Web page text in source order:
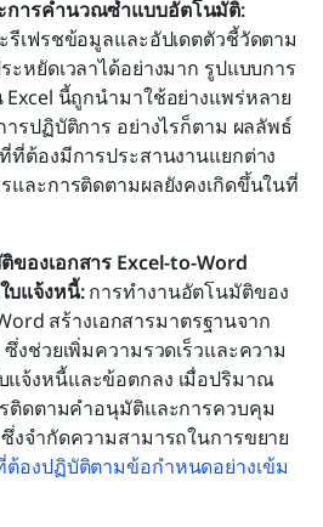
การคำนวณซ้ำแบบอัตโนมัติ:
รีเฟรชข้อมูลและอัปเดตตัวชี้วัดตาม
ะหยัดเวลาได้อย่างมาก รูปแบบการ
นี้ถูกนำมาใช้อย่างแพร่หลาย
ารปฏิบัติการ อย่างไรก็ตาม ผลลัพธ์
ที่ต้องมีการประสานงานแยกต่าง
และการติดตามผลยังคงเกิดขึ้นในที่
ของเอกสาร Excel-to-Word
บแจ้งหนี้: การทำงานอัตโนมัติของ
สร้างเอกสารมาตรฐานจาก
งช่วยเพิ่มความรวดเร็วและความ
แจ้งหนี้และข้อตกลง เมื่อปริมาณ
ติดตามคำอนุมัติและการควบคุม
งจำกัดความสามารถในการขยาย
ต้องปฏิบัติตามข้อกำหนดอย่างเข้ม